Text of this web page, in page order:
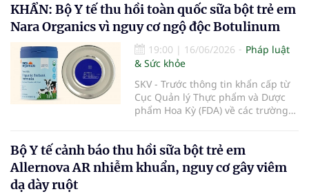
vụ khám bệnh, chữa bệnh khi chưa
được cấp giấy phép hoạt động
theo quy định của pháp luật.
KHẨN: Bộ Y tế thu hồi toàn quốc sữa bột trẻ em
Nara Organics vì nguy cơ ngộ độc Botulinum
19:00 | 16/06/2026
Pháp luật
& Sức khỏe
SKV - Trước thông tin khẩn cấp từ
Cục Quản lý Thực phẩm và Dược
phẩm Hoa Kỳ (FDA) về các trường
toàn thực phẩm (Bộ Y tế) đã liên
tiếp ban hành các công văn hỏa
tốc yêu cầu rà soát, thu hồi triệt để
Bộ Y tế cảnh báo thu hồi sữa bột trẻ em
Allernova AR nhiễm khuẩn, nguy cơ gây viêm
dạ dày ruột